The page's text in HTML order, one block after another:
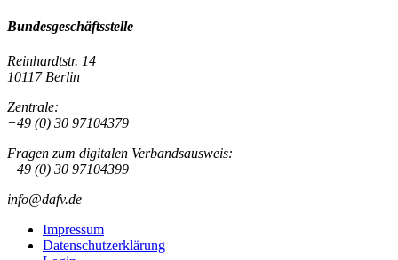
Bundesgeschäftsstelle
Reinhardtstr. 14
10117 Berlin
Zentrale:
+49 (0) 30 97104379
Fragen zum digitalen Verbandsausweis:
+49 (0) 30 97104399
info@dafv.de
Impressum
Datenschutzerklärung